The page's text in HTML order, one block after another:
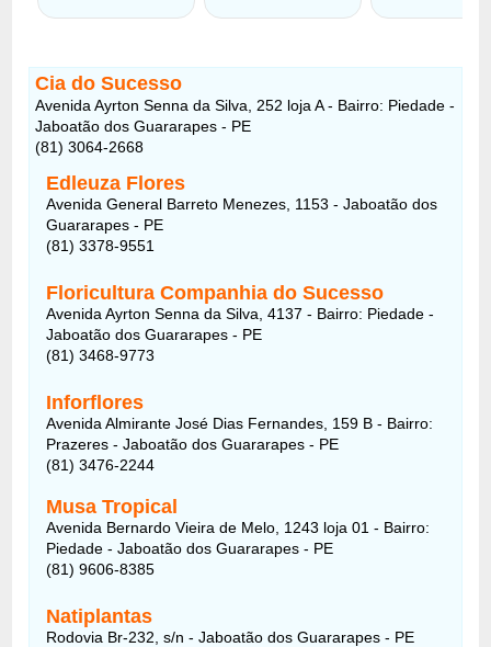
Cia do Sucesso
Avenida Ayrton Senna da Silva, 252 loja A - Bairro: Piedade -
Jaboatão dos Guararapes - PE
(81) 3064-2668
Edleuza Flores
Avenida General Barreto Menezes, 1153 - Jaboatão dos
Guararapes - PE
(81) 3378-9551
Floricultura Companhia do Sucesso
Avenida Ayrton Senna da Silva, 4137 - Bairro: Piedade -
Jaboatão dos Guararapes - PE
(81) 3468-9773
Inforflores
Avenida Almirante José Dias Fernandes, 159 B - Bairro:
Prazeres - Jaboatão dos Guararapes - PE
(81) 3476-2244
Musa Tropical
Avenida Bernardo Vieira de Melo, 1243 loja 01 - Bairro:
Piedade - Jaboatão dos Guararapes - PE
(81) 9606-8385
Natiplantas
Rodovia Br-232, s/n - Jaboatão dos Guararapes - PE